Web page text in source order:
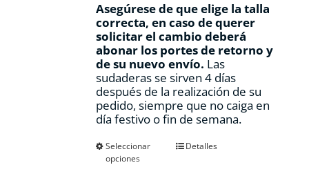
Asegúrese de que elige la talla
correcta, en caso de querer
solicitar el cambio deberá
abonar los portes de retorno y
de su nuevo envío. Las
sudaderas se sirven 4 días
después de la realización de su
pedido, siempre que no caiga en
día festivo o fin de semana.
Seleccionar
opciones
EsteDetalles